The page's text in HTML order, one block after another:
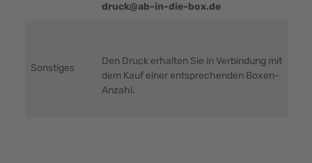
druck@ab-in-die-box.de
Sonstiges
Den Druck erhalten Sie in Verbindung mit
dem Kauf einer entsprechenden Boxen-
Anzahl.